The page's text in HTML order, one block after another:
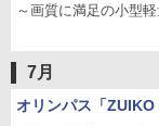
～画質に満足の小型
7月
オリンパス「ZUIKO